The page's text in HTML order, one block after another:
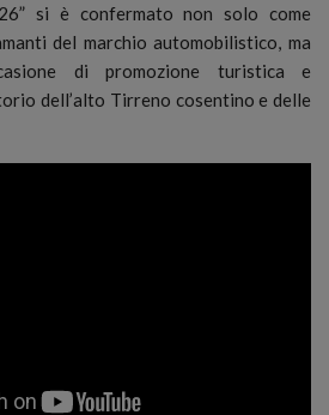
si è confermato non solo come
del marchio automobilistico, ma
di promozione turistica e
dell’alto Tirreno cosentino e delle